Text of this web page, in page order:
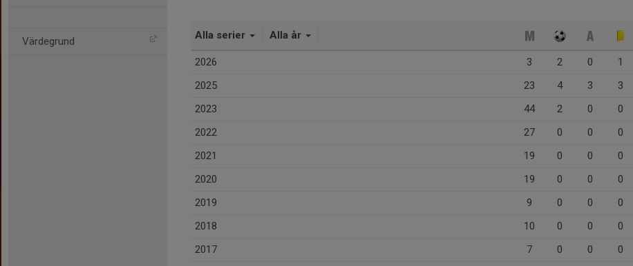
Värdegrund Alla serier Alla år
2026 3 2 0 1
2025
23 4 3 3
2023
44 2 0 0
2022
27 0 0 0
2021
19 0 0 0
2020
19 0 0 0
2019
9 0 0 0
2018
10 0 0 0
2017
7 0 0 0